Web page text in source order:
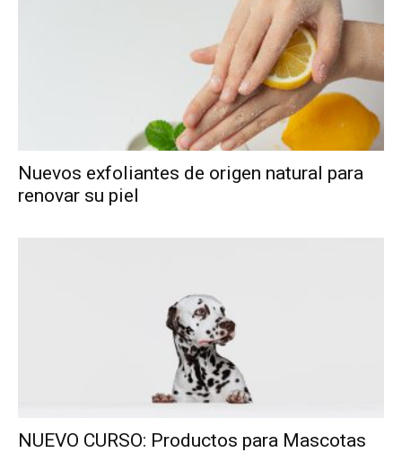
Nuevos exfoliantes de origen natural para
renovar su piel
NUEVO CURSO: Productos para Mascotas